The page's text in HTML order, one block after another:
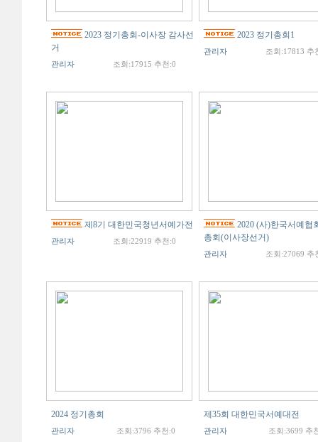
2023 정기총회-이사장 감사선
거
관리자 조회:17915 추천:0
2023 정기총회1
관리자 조회:17813 추
제8기 대한민국청년서예가전
관리자 조회:22919 추천:0
2020 (사)한국서예협
총회(이사장선거)
관리자 조회:27069 추
2024 정기총회
관리자 조회:3796 추천:0
제35회 대한민국서예대전
관리자 조회:3699 추